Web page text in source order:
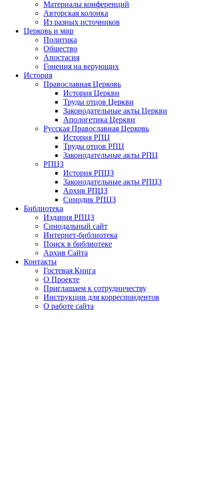
Материалы конференций
Авторская колонка
Из разных источников
Церковь и мир
Политика
Общество
Апостасия
Гонения на верующих
История
Православная Церковь
История Церкви
Труды отцов Церкви
Законодательные акты Церкви
Апологетика Церкви
Русская Православная Церковь
История РПЦ
Труды отцов РПЦ
Законодательные акты РПЦ
РПЦЗ
История РПЦЗ
Законодательные акты РПЦЗ
Архив РПЦЗ
Синодик РПЦЗ
Библиотека
Издания РПЦЗ
Синодальный сайт
Интернет-библиотека
Поиск в библиотеке
Архив Сайта
Контакты
Гостевая Книга
О Проекте
Приглашаем к сотрудничеству
Инструкции для корреспондентов
О работе сайта